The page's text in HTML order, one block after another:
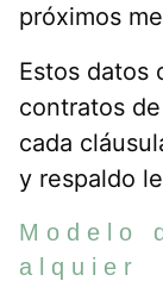
próximos
Estos datos
contratos
cada
y respaldo
Modelo
alquier